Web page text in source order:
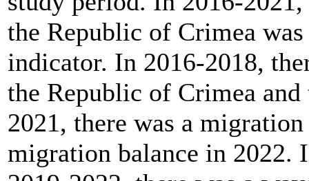
the Republic of Crimea
indicator. In 2016-2018,
the Republic of Crimea
2021, there was a
migration balance in 2022.